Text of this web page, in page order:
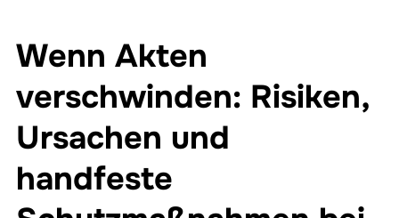
Wenn Akten
verschwinden: Risiken,
Ursachen und
handfeste